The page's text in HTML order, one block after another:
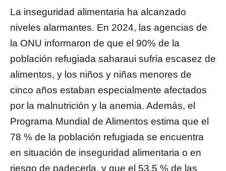
La inseguridad alimentaria ha alcanzado
niveles alarmantes. En 2024, las agencias de
la ONU informaron de que el 90% de la
población refugiada saharaui sufría escasez de
alimentos, y los niños y niñas menores de
cinco años estaban especialmente afectados
por la malnutrición y la anemia. Además, el
Programa Mundial de Alimentos estima que el
78 % de la población refugiada se encuentra
en situación de inseguridad alimentaria o en
riesgo de padecerla, y que el 53,5 % de las